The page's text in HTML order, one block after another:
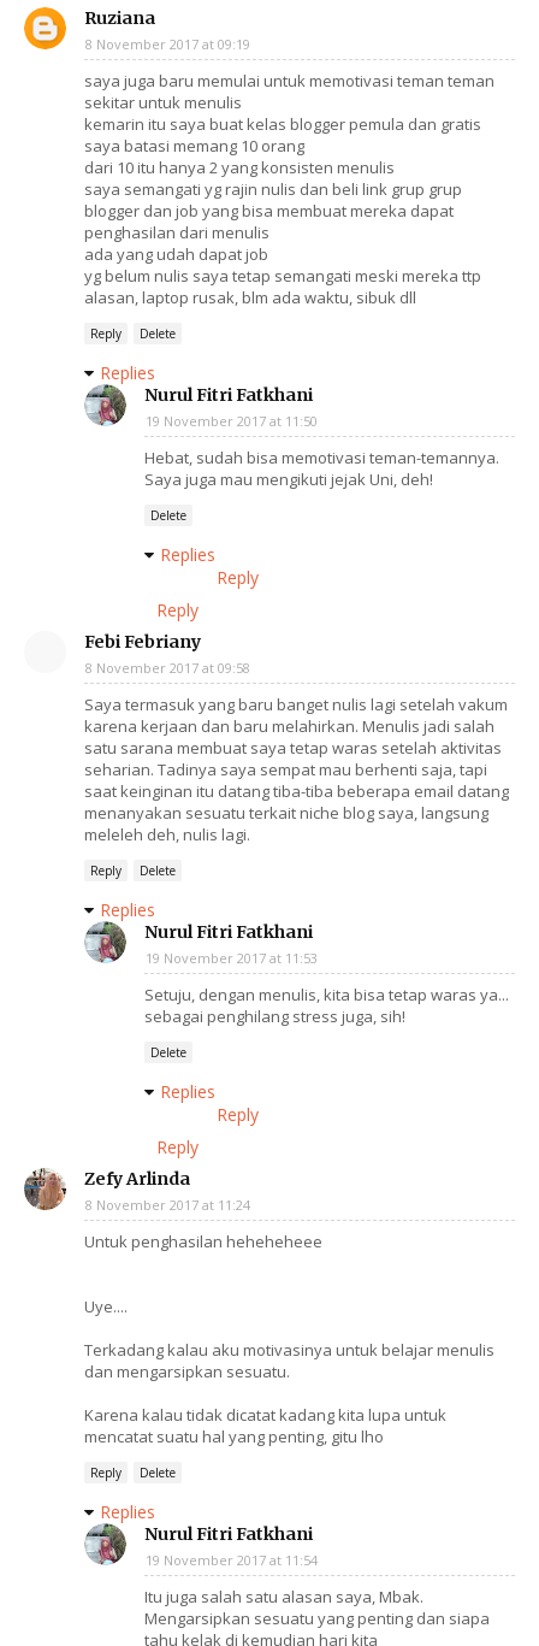
Ruziana
8 November 2017 at 09:19
saya juga baru memulai untuk memotivasi teman teman
sekitar untuk menulis
kemarin itu saya buat kelas blogger pemula dan gratis
saya batasi memang 10 orang
dari 10 itu hanya 2 yang konsisten menulis
saya semangati yg rajin nulis dan beli link grup grup
blogger dan job yang bisa membuat mereka dapat
penghasilan dari menulis
ada yang udah dapat job
yg belum nulis saya tetap semangati meski mereka ttp
alasan, laptop rusak, blm ada waktu, sibuk dll
Reply Delete
Replies
Nurul Fitri Fatkhani
19 November 2017 at 11:50
Hebat, sudah bisa memotivasi teman-temannya.
Saya juga mau mengikuti jejak Uni, deh!
Delete
Replies
Reply
Reply
Febi Febriany
8 November 2017 at 09:58
Saya termasuk yang baru banget nulis lagi setelah vakum
karena kerjaan dan baru melahirkan. Menulis jadi salah
satu sarana membuat saya tetap waras setelah aktivitas
seharian. Tadinya saya sempat mau berhenti saja, tapi
saat keinginan itu datang tiba-tiba beberapa email datang
menanyakan sesuatu terkait niche blog saya, langsung
meleleh deh, nulis lagi.
Reply Delete
Replies
Nurul Fitri Fatkhani
19 November 2017 at 11:53
Setuju, dengan menulis, kita bisa tetap waras ya...
sebagai penghilang stress juga, sih!
Delete
Replies
Reply
Reply
Zefy Arlinda
8 November 2017 at 11:24
Untuk penghasilan heheheheee
Uye....
Terkadang kalau aku motivasinya untuk belajar menulis
dan mengarsipkan sesuatu.
Karena kalau tidak dicatat kadang kita lupa untuk
mencatat suatu hal yang penting, gitu lho
Reply Delete
Replies
Nurul Fitri Fatkhani
19 November 2017 at 11:54
Itu juga salah satu alasan saya, Mbak.
Mengarsipkan sesuatu yang penting dan siapa
tahu kelak di kemudian hari kita